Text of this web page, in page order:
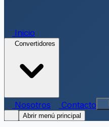
Inicio
Convertidores
Nosotros Contacto
Abrir menú principal